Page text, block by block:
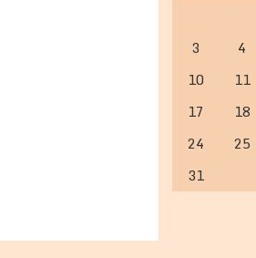
3
4
10
11
17
18
24
25
31